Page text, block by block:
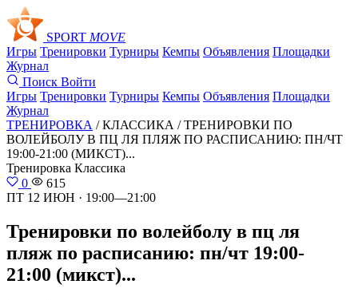
SPORT MOVE
Игры Тренировки Турниры Кемпы Объявления Площадки
Журнал
Поиск Войти
Игры Тренировки Турниры Кемпы Объявления Площадки
Журнал
ТРЕНИРОВКА / КЛАССИКА /ТРЕНИРОВКИ ПО
ВОЛЕЙБОЛУ В ПЦ ЛЯ ПЛЯЖ ПО РАСПИСАНИЮ: ПН/ЧТ
19:00-21:00 (МИКСТ)...
Тренировка Классика
0
615
ПТ 12 ИЮН · 19:00—21:00
Тренировки по волейболу в пц ля
пляж по расписанию: пн/чт 19:00-
21:00 (микст)...